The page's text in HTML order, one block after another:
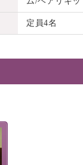
定員4名